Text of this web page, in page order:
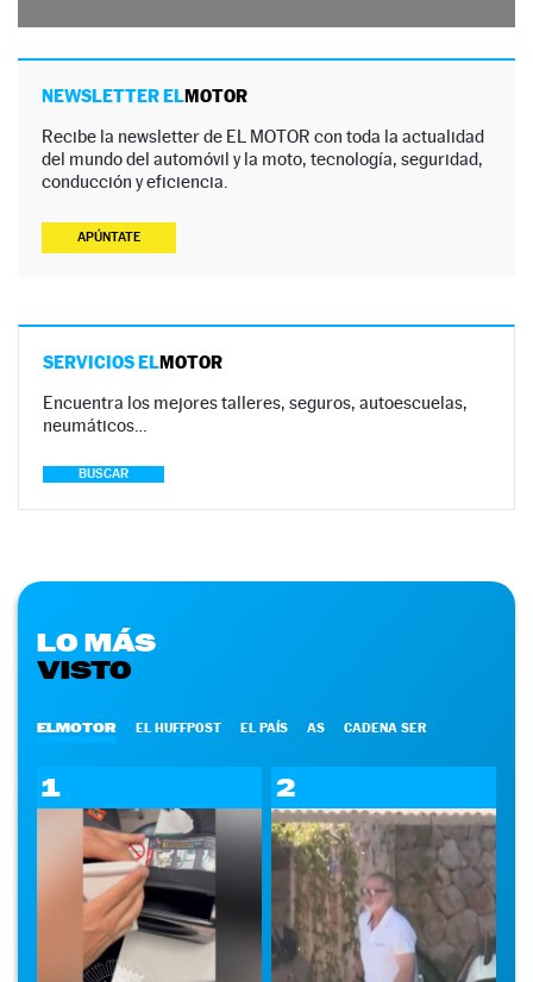
NEWSLETTER ELMOTOR
Recibe la newsletter de EL MOTOR con toda la actualidad
del mundo del automóvil y la moto, tecnología, seguridad,
conducción y eficiencia.
APÚNTATE
SERVICIOS ELMOTOR
Encuentra los mejores talleres, seguros, autoescuelas,
neumáticos…
BUSCAR
LO MÁS
VISTO
ELMOTOR EL HUFFPOST EL PAÍS AS CADENA SER
1 2